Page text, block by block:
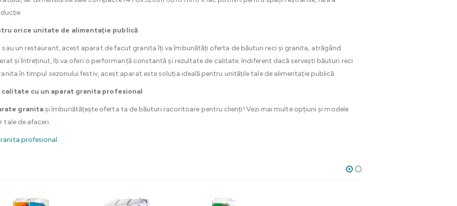
orice unitate de alimentație publică
sau un restaurant, acest aparat de facut granita îți va îmbunătăți oferta de băuturi reci și granita, atrăgând
și întreținut, îți va oferi o performanță constantă și rezultate de calitate. Indiferent dacă servești băuturi reci
în timpul sezonului festiv, acest aparat este soluția ideală pentru unitățile tale de alimentație publică.
cu un aparat granita profesional
granitași îmbunătățește oferta ta de băuturi racoritoare pentru clienți! Vezi mai multe opțiuni și modele
tale de afaceri.
profesional